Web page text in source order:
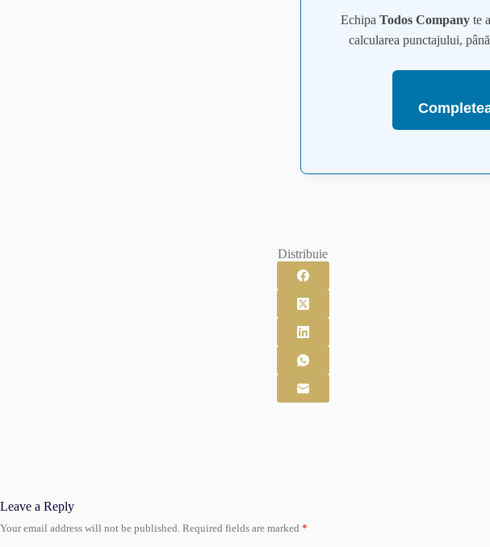
Echipa Todos Companyte
calcularea punctajului,
Distribuie
Leave a Reply
Your email address will not be published. Required fields are marked *